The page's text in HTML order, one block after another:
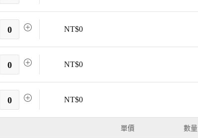
0 NT$0
0 NT$0
0 NT$0
單價 數量